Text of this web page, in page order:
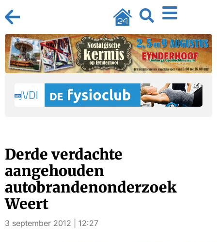
Derde verdachte
aangehouden
autobrandenonderzoek
Weert
3 september 2012 | 12:27